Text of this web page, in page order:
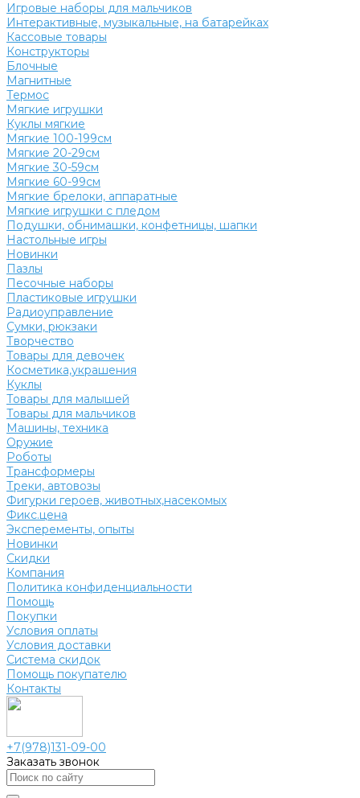
Игровые наборы для мальчиков
Интерактивные, музыкальные, на батарейках
Кассовые товары
Конструкторы
Блочные
Магнитные
Термос
Мягкие игрушки
Куклы мягкие
Мягкие 100-199см
Мягкие 20-29см
Мягкие 30-59см
Мягкие 60-99см
Мягкие брелоки, аппаратные
Мягкие игрушки с пледом
Подушки, обнимашки, конфетницы, шапки
Настольные игры
Новинки
Пазлы
Песочные наборы
Пластиковые игрушки
Радиоуправление
Сумки, рюкзаки
Творчество
Товары для девочек
Косметика,украшения
Куклы
Товары для малышей
Товары для мальчиков
Машины, техника
Оружие
Роботы
Трансформеры
Треки, автовозы
Фигурки героев, животных,насекомых
Фикс.цена
Эксперементы, опыты
Новинки
Скидки
Компания
Политика конфиденциальности
Помощь
Покупки
Условия оплаты
Условия доставки
Система скидок
Помощь покупателю
Контакты
+7(978)131-09-00
Заказать звонок